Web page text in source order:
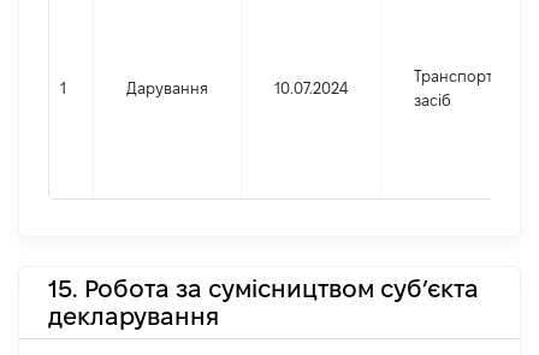
1 Дарування 10.07.2024
Транспортний
засіб
15. Робота за сумісництвом суб’єкта
декларування